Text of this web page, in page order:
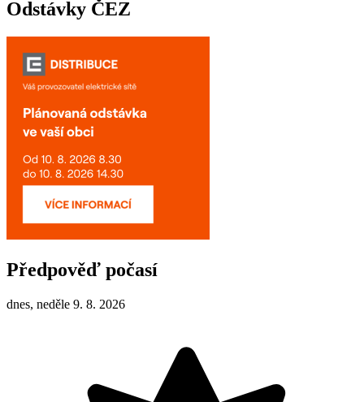
Odstávky ČEZ
Předpověď počasí
dnes, neděle 9. 8. 2026